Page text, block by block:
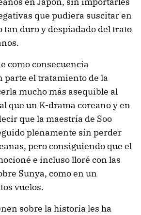
que pudiera suscitar en
tan duro y despiadado del trato
como consecuencia
parte el tratamiento de la
mucho más asequible al
que un K-drama coreano y en
que la maestría de Soo
plenamente sin perder
pero consiguiendo que el
e incluso lloré con las
Sunya, como en un
vuelos.
sobre la historia les ha